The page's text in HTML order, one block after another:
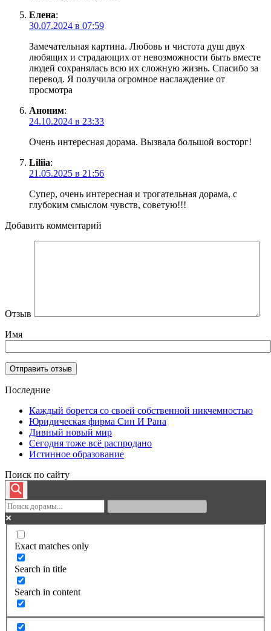
Елена:
30.07.2024 в 07:59
Замечательная картина. Любовь и чистота душ двух
любящих и страдающих от невозможности быть вместе
людей сохранялась всю их сложную жизнь. Спасибо за
перевод. Я получила огромное наслаждение от
просмотра
Аноним:
24.10.2024 в 23:33
Очень интересная дорама. Вызвала большой восторг!
Liliia:
21.05.2025 в 21:56
Супер, очень интересная и трогательная дорама, с
глубоким смыслом чувств, советую!!!
Добавить комментарий
Отзыв
Имя
Последние
Каждый борется со своей собственной никчемностью
Юридическая фирма Син И Рана
Дивный новый мир
Сегодня тоже всё распродано
Истинное образование
Поиск по сайту
Exact matches only
Search in title
Search in content